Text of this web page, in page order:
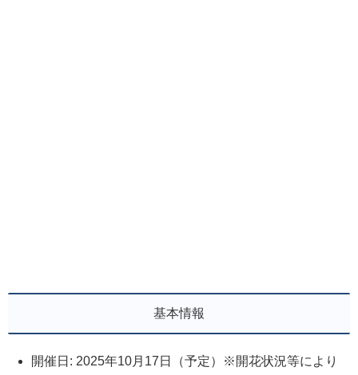
基本情報
開催日: 2025年10月17日（予定）※開花状況等により